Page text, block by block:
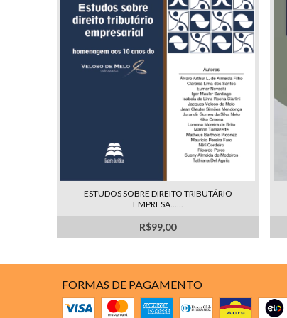
ESTUDOS SOBRE DIREITO TRIBUTÁRIO
EMPRESA......
R$99,00
FORMAS DE PAGAMENTO